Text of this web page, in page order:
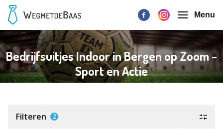
Menu
Bedrijfsuitjes Indoor in Bergen op Zoom -
Sport en Actie
Filteren 2